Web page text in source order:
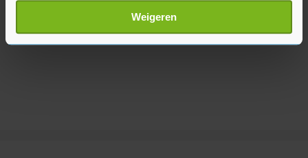
Lees meer over hoe uw persoonlijke gegevens worden
verwerkt en stel uw voorkeuren in het
U kunt uw toestemming op elk moment wijzigen of
Weigeren